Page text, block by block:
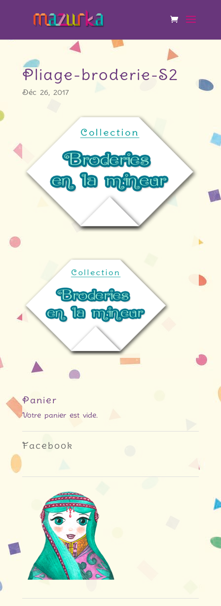
Pliage-broderie-S2
Déc 26, 2017
Panier
Votre panier est vide.
Facebook